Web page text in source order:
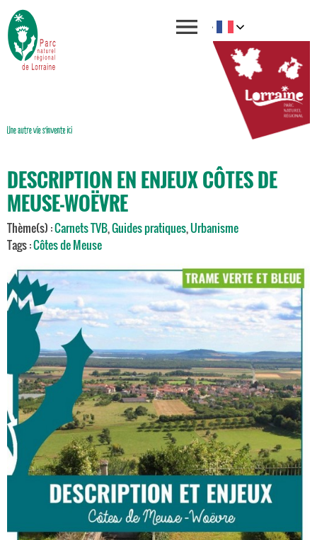
DESCRIPTION EN ENJEUX CÔTES DE
MEUSE-WOËVRE
Thème(s) :Carnets TVB,Guides pratiques,Urbanisme
Tags :Côtes de Meuse